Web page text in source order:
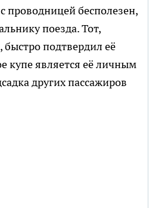
проводницей бесполезен,
поезда. Тот,
подтвердил её
купе является её личным
других пассажиров